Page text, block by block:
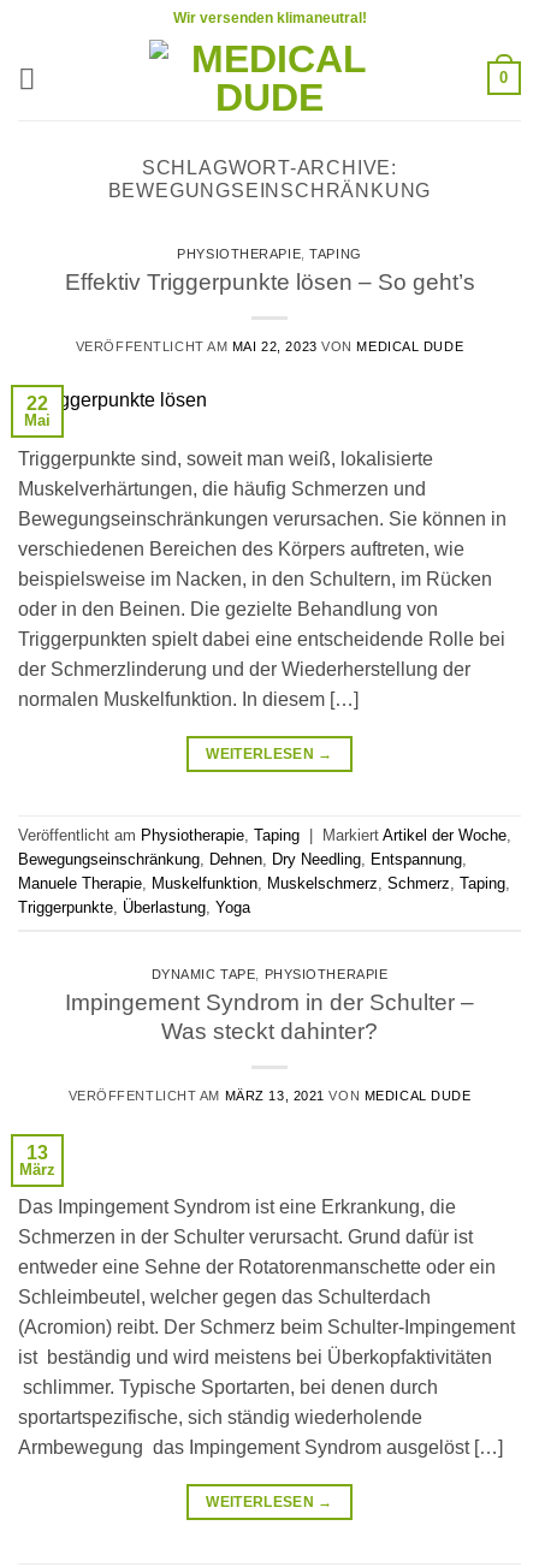
springen
Wir versenden klimaneutral!
0
SCHLAGWORT-ARCHIVE:
BEWEGUNGSEINSCHRÄNKUNG
PHYSIOTHERAPIE ,TAPING
Effektiv Triggerpunkte lösen – So geht’s
VERÖFFENTLICHT AM MAI 22, 2023 VONMEDICAL DUDE
22
Mai
Triggerpunkte sind, soweit man weiß, lokalisierte
Muskelverhärtungen, die häufig Schmerzen und
Bewegungseinschränkungen verursachen. Sie können in
verschiedenen Bereichen des Körpers auftreten, wie
beispielsweise im Nacken, in den Schultern, im Rücken
oder in den Beinen. Die gezielte Behandlung von
Triggerpunkten spielt dabei eine entscheidende Rolle bei
der Schmerzlinderung und der Wiederherstellung der
normalen Muskelfunktion. In diesem […]
WEITERLESEN →
Veröffentlicht am Physiotherapie, Taping Markiert Artikel der Woche,
Bewegungseinschränkung, Dehnen, Dry Needling, Entspannung,
Manuele Therapie, Muskelfunktion, Muskelschmerz, Schmerz, Taping,
Triggerpunkte, Überlastung, Yoga
DYNAMIC TAPE PHYSIOTHERAPIE
Impingement Syndrom in der Schulter –
Was steckt dahinter?
VERÖFFENTLICHT AM MÄRZ 13, 2021 VON MEDICAL DUDE
13
März
Das Impingement Syndrom ist eine Erkrankung, die
Schmerzen in der Schulter verursacht. Grund dafür ist
entweder eine Sehne der Rotatorenmanschette oder ein
Schleimbeutel, welcher gegen das Schulterdach
(Acromion) reibt. Der Schmerz beim Schulter-Impingement
ist beständig und wird meistens bei Überkopfaktivitäten
schlimmer. Typische Sportarten, bei denen durch
sportartspezifische, sich ständig wiederholende
Armbewegung das Impingement Syndrom ausgelöst […]
WEITERLESEN →